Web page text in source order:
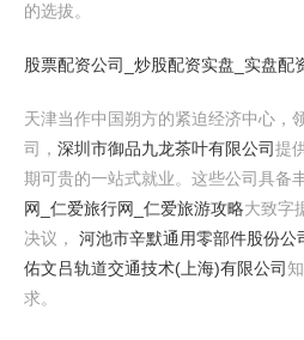
的选拔。
股票配资公司_炒股配资实盘_实盘配
天津当作中国朔方的紧迫经济中心，
司， 深圳市御品九龙茶叶有限公司提
期可贵的一站式就业。这些公司具备
网_仁爱旅行网_仁爱旅游攻略大致字
决议， 河池市辛默通用零部件股份公
佑文吕轨道交通技术(上海)有限公司
求。